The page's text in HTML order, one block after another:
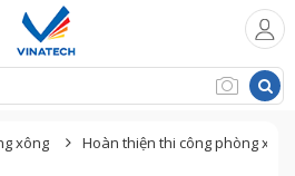
xông Hoàn thiện thi công phòng